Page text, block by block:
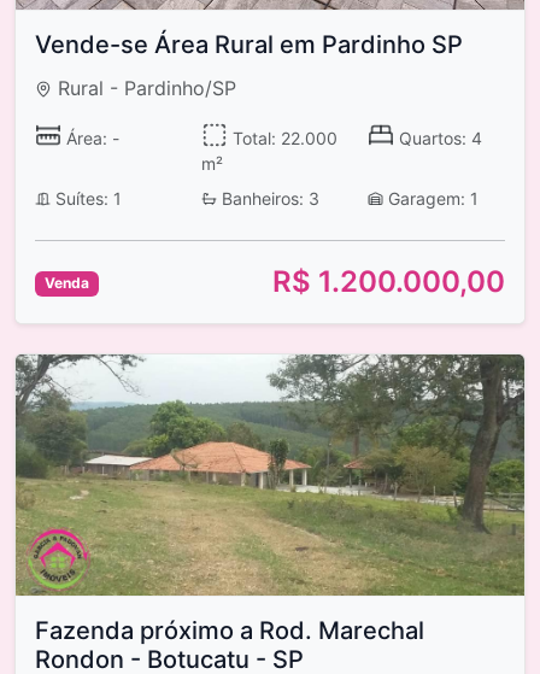
Vende-se Área Rural em Pardinho SP
Rural - Pardinho/SP
Área: -
Total: 22.000
m²
Quartos: 4
Suítes: 1 Banheiros: 3 Garagem: 1
Venda R$ 1.200.000,00
Fazenda próximo a Rod. Marechal
Rondon - Botucatu - SP